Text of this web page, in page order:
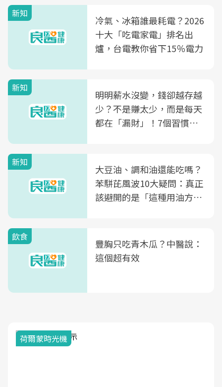
新知
冷氣、冰箱誰最耗電？2026
十大「吃電家電」排名出
爐，台電教你省下15％電力
新知
明明薪水沒變，錢卻越存越
少？不是賺太少，而是每天
都在「漏財」！7個習慣一
新知
大豆油、調和油還能吃嗎？
苯駢芘風波10大疑問：真正
該避開的是「這種用油方
飲食
豐胸只吃青木瓜？中醫說：
這個超有效
荷爾蒙時光機